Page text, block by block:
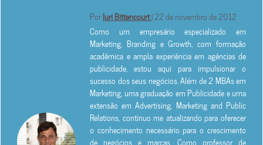
PorIuri Bittencourt| 22 de novembro de 2012
Como um empresário especializado em
Marketing, Branding e Growth, com formação
acadêmica e ampla experiência em agências de
publicidade, estou aqui para impulsionar o
sucesso dos seus negócios. Além de 2 MBAs em
Marketing, uma graduação em Publicidade e uma
extensão em Advertising, Marketing and Public
Relations, continuo me atualizando para oferecer
o conhecimento necessário para o crescimento
de negócios e marcas. Como professor de